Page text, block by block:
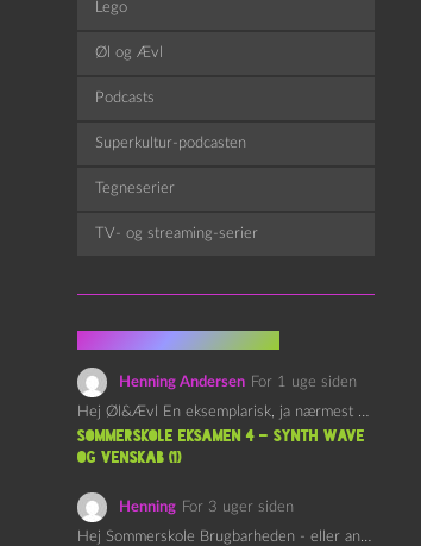
Lego
Øl og Ævl
Podcasts
Superkultur-podcasten
Tegneserier
TV- og streaming-serier
Henning Andersen For 1 uge siden
Hej Øl&Ævl En eksemplarisk, ja nærmest yndefuld, afslutning på SOMMERSKOLEN.…
Sommerskole Eksamen 4 – Synth Wave
og Venskab (1)
Henning For 3 uger siden
Hej Sommerskole Brugbarheden - eller anvendeligheden - af "Øl&Ævl" er…